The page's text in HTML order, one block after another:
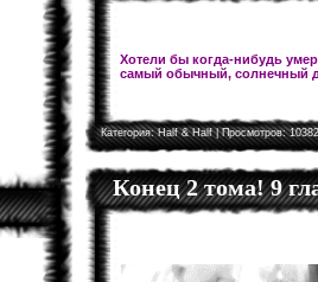
Хотели бы когда-нибудь
самый обычный, солнечный
Категория:Half & Half| Просмотров:
Конец 2 тома! 9